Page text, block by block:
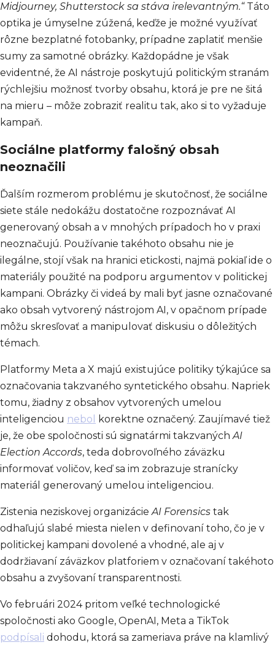
Midjourney, Shutterstock sa stáva irelevantným.“ Táto
optika je úmyselne zúžená, keďže je možné využívať
rôzne bezplatné fotobanky, prípadne zaplatiť menšie
sumy za samotné obrázky. Každopádne je však
evidentné, že AI nástroje poskytujú politickým stranám
rýchlejšiu možnosť tvorby obsahu, ktorá je pre ne šitá
na mieru – môže zobraziť realitu tak, ako si to vyžaduje
kampaň.
Sociálne platformy falošný obsah
neoznačili
Ďalším rozmerom problému je skutočnosť, že sociálne
siete stále nedokážu dostatočne rozpoznávať AI
generovaný obsah a v mnohých prípadoch ho v praxi
neoznačujú. Používanie takéhoto obsahu nie je
ilegálne, stojí však na hranici etickosti, najmä pokiaľ ide o
materiály použité na podporu argumentov v politickej
kampani. Obrázky či videá by mali byť jasne označované
ako obsah vytvorený nástrojom AI, v opačnom prípade
môžu skresľovať a manipulovať diskusiu o dôležitých
témach.
Platformy Meta a X majú existujúce politiky týkajúce sa
označovania takzvaného syntetického obsahu. Napriek
tomu, žiadny z obsahov vytvorených umelou
inteligenciou nebol
korektne označený. Zaujímavé tiež
je, že obe spoločnosti sú signatármi takzvaných AI
Election Accords, teda dobrovoľného záväzku
informovať voličov, keď sa im zobrazuje stranícky
materiál generovaný umelou inteligenciou.
Zistenia neziskovej organizácie AI Forensics tak
odhaľujú slabé miesta nielen v definovaní toho, čo je v
politickej kampani dovolené a vhodné, ale aj v
dodržiavaní záväzkov platforiem v označovaní takéhoto
obsahu a zvyšovaní transparentnosti.
Vo februári 2024 pritom veľké technologické
spoločnosti ako Google, OpenAI, Meta a TikTok
podpísali dohodu, ktorá sa zameriava práve na klamlivý